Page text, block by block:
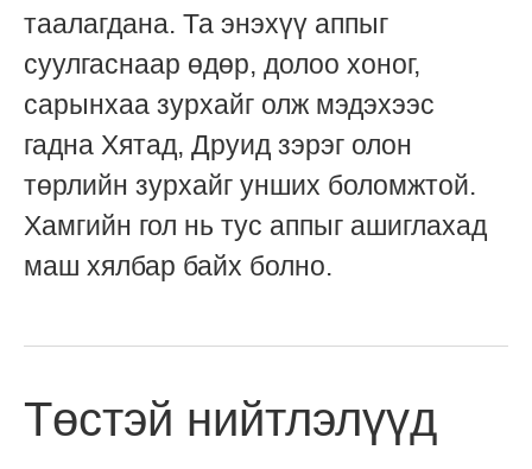
таалагдана. Та энэхүү аппыг
суулгаснаар өдөр, долоо хоног,
сарынхаа зурхайг олж мэдэхээс
гадна Хятад, Друид зэрэг олон
төрлийн зурхайг унших боломжтой.
Хамгийн гол нь тус аппыг ашиглахад
маш хялбар байх болно.
Төстэй нийтлэлүүд